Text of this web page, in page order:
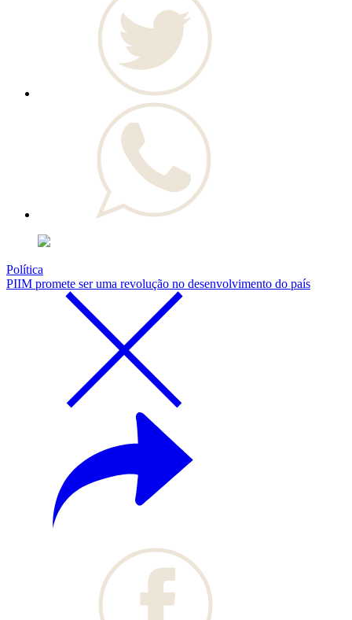
Política
PIIM promete ser uma revolução no desenvolvimento do país